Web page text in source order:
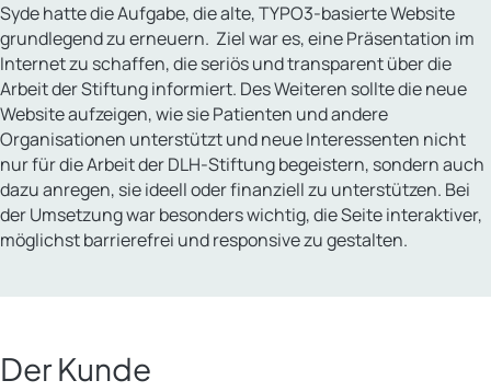
Syde hatte die Aufgabe, die alte, TYPO3-basierte Website
grundlegend zu erneuern. Ziel war es, eine Präsentation im
Internet zu schaffen, die seriös und transparent über die
Arbeit der Stiftung informiert. Des Weiteren sollte die neue
Website aufzeigen, wie sie Patienten und andere
Organisationen unterstützt und neue Interessenten nicht
nur für die Arbeit der DLH-Stiftung begeistern, sondern auch
dazu anregen, sie ideell oder finanziell zu unterstützen. Bei
der Umsetzung war besonders wichtig, die Seite interaktiver,
möglichst barrierefrei und responsive zu gestalten.
Der Kunde